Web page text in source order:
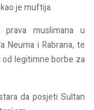
je muftija.
muslimana u
Neuma i Rabrana, te
od legitimne borbe za
da posjeti Sultan